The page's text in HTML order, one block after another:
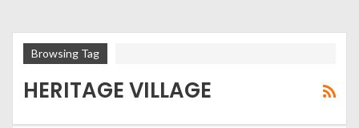
Browsing Tag
HERITAGE VILLAGE